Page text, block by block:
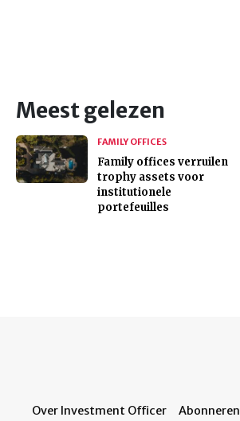
Meest gelezen
FAMILY OFFICES
Family offices verruilen
trophy assets voor
institutionele
portefeuilles
Over Investment Officer Abonneren